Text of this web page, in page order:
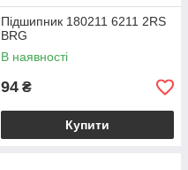
Підшипник 180211 6211 2RS
BRG
В наявності
94 ₴
Купити